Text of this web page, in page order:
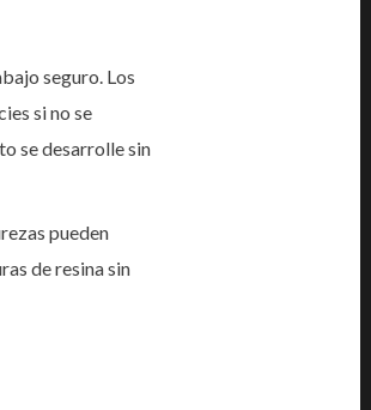
seguro. Los
si no se
se desarrolle sin
pueden
de resina sin